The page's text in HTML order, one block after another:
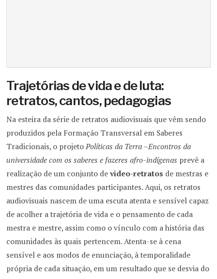
Trajetórias de vida e de luta:
retratos, cantos, pedagogias
Na esteira da série de retratos audiovisuais que vêm sendo
produzidos pela Formação Transversal em Saberes
Tradicionais, o projetoPolíticas da Terra –Encontros da
universidade com os saberes e fazeres afro-indígenas prevê a
realização de um conjunto devideo-retratos de mestras e
mestres das comunidades participantes. Aqui, os retratos
audiovisuais nascem de uma escuta atenta e sensível capaz
de acolher a trajetória de vida e o pensamento de cada
mestra e mestre, assim como o vínculo com a história das
comunidades às quais pertencem. Atenta-se à cena
sensível e aos modos de enunciação, à temporalidade
própria de cada situação, em um resultado que se desvia do